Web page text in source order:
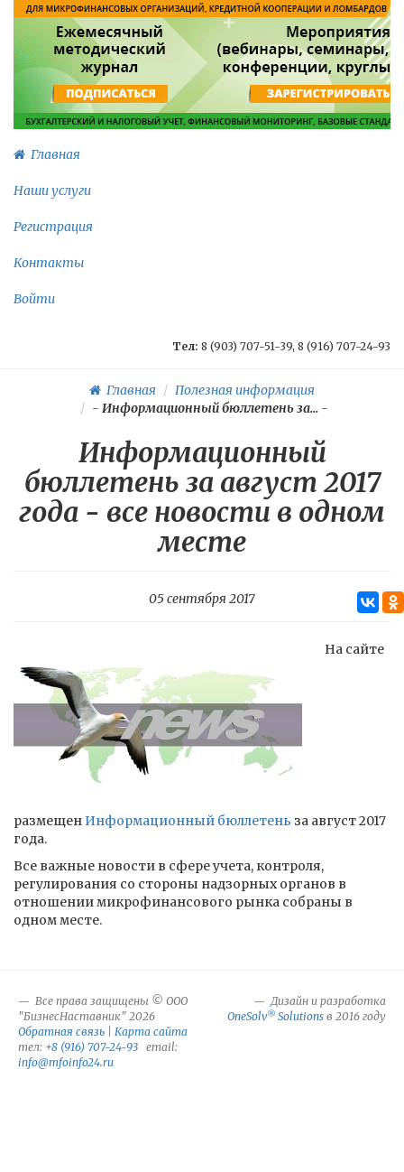
Главная
Наши услуги
Регистрация
Контакты
Войти
Тел: 8 (903) 707-51-39, 8 (916) 707-24-93
Главная
Полезная информация
- Информационный бюллетень за... -
Информационный
бюллетень за август 2017
года - все новости в одном
месте
05 сентября 2017
На сайте
размещен Информационный бюллетень за август 2017
года.
Все важные новости в сфере учета, контроля,
регулирования со стороны надзорных органов в
отношении микрофинансового рынка собраны в
одном месте.
Все права защищены © ООО
"БизнесНаставник" 2026
Обратная связь
Карта сайта
тел: +8 (916) 707-24-93 email:
info@mfoinfo24.ru
Дизайн и разработка
OneSolv® Solutions в 2016 году